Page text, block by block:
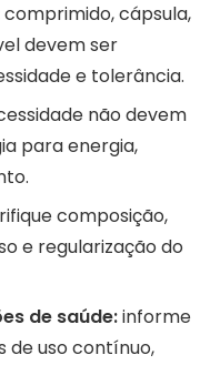
comprimido, cápsula,
devem ser
e tolerância.
não devem
para energia,
composição,
e regularização do
de saúde:informe
de uso contínuo,